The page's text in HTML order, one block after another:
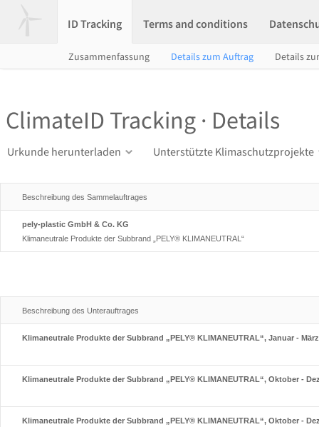
ID Tracking Terms and conditions
Zusammenfassung Details zum Auftrag Details
ClimateID Tracking · Details
Urkunde herunterladen Unterstützte Klimaschutzprojekte
Beschreibung des Sammelauftrages
pely-plastic GmbH & Co. KG
Klimaneutrale Produkte der Subbrand „PELY® KLIMANEUTRAL“
Beschreibung des Unterauftrages
Klimaneutrale Produkte der Subbrand „PELY® KLIMANEUTRAL“, Januar -
Klimaneutrale Produkte der Subbrand „PELY® KLIMANEUTRAL“, Oktober -
Klimaneutrale Produkte der Subbrand „PELY® KLIMANEUTRAL“, Oktober -